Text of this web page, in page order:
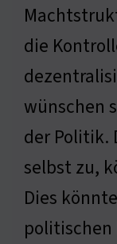
die
wünschen
der Politik.
selbst zu,
Dies